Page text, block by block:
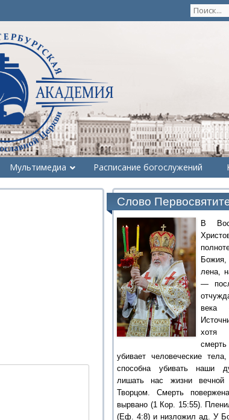
Мультимедиа Расписание богослужений
Слово
В
Божия,
лена,
—
века
хотя
убивает человеческие
способна убивать наши
лишать нас жизни
Творцом. Смерть
вырвано (1 Кор. 15:55).
(Еф. 4:8) и низложил ад. У